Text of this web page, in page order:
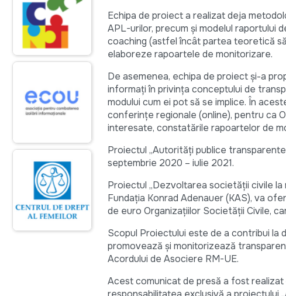
Echipa de proiect a realizat deja
APL-urilor, precum și modelul raportului
coaching (astfel încât partea teoretică
elaboreze rapoartele de monitorizare.
De asemenea, echipa de proiect și-a
informați în privința conceptului de
modului cum ei pot să se implice. În
conferințe regionale (online), pentru ca
interesate, constatările rapoartelor de
Proiectul „Autorități publice
septembrie 2020 – iulie 2021.
Proiectul „Dezvoltarea societății civile la
Fundația Konrad Adenauer (KAS), va
de euro Organizațiilor Societății Civile,
Scopul Proiectului este de a contribui la
promovează și monitorizează
Acordului de Asociere RM-UE.
Acest comunicat de presă a fost realizat